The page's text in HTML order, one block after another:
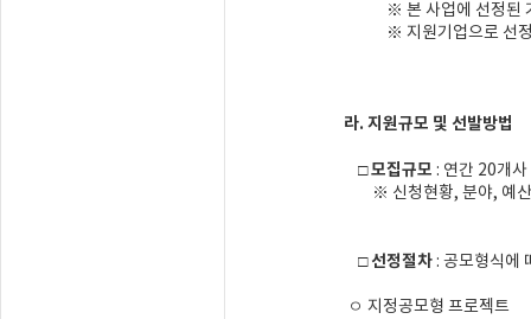
※ 본 사업에 선정된 기업
※ 지원기업으로 선정 된
라. 지원규모 및 선발방법
□모집규모 : 연간 20개
※ 신청현황, 분야, 예산
□선정절차: 공모형식에
ㅇ 지정공모형 프로젝트